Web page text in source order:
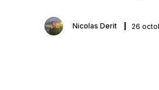
Nicolas Derit 26